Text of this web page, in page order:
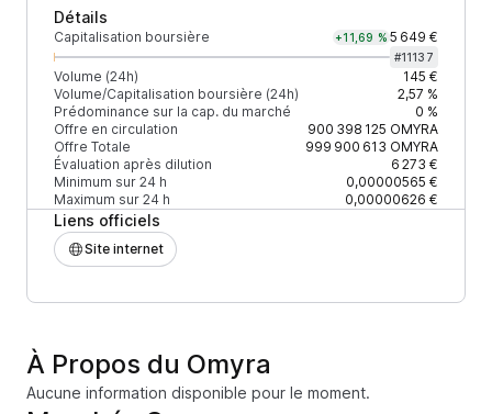
Détails
Capitalisation boursière +11,69 % 5 649 €
#11137
Volume (24h)
145 €
Volume/Capitalisation boursière (24h)
2,57 %
Prédominance sur la cap. du marché
0 %
Offre en circulation
900 398 125 OMYRA
Offre Totale
999 900 613 OMYRA
Évaluation après dilution
6 273 €
Minimum sur 24 h
0,00000565 €
Maximum sur 24 h
0,00000626 €
Liens officiels
Site internet
À Propos du Omyra
Aucune information disponible pour le moment.